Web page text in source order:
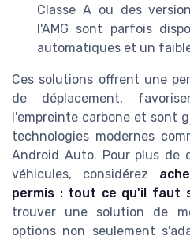
Classe A ou des
l'AMG sont parfois
automatiques et un
Ces solutions offrent une
de déplacement,
l'empreinte carbone et sont
technologies modernes
Android Auto. Pour plus de
véhicules, considérez
permis : tout ce qu'il faut
trouver une solution de
options non seulement